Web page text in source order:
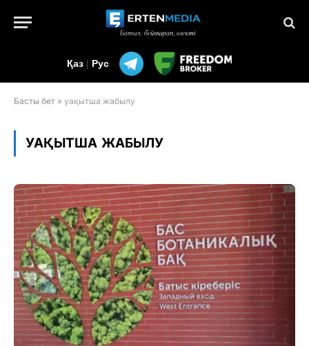
Қаз | Рус
Басты бет » уақытша жабылу
УАҚЫТША ЖАБЫЛУ